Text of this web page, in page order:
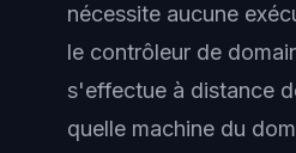
nécessite aucune
le contrôleur de
s'effectue à distance
quelle machine du